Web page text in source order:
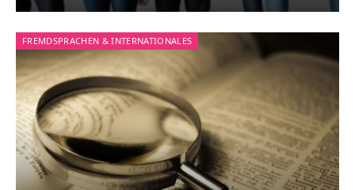
FREMDSPRACHEN & INTERNATIONALES